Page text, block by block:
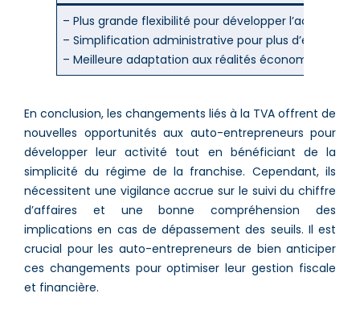
– Plus grande flexibilité pour développer l’activité
– Simplification administrative pour plus
– Meilleure adaptation aux réalités économiques
En conclusion, les changements liés à la TVA offrent de
nouvelles opportunités aux auto-entrepreneurs pour
développer leur activité tout en bénéficiant de la
simplicité du régime de la franchise. Cependant, ils
nécessitent une vigilance accrue sur le suivi du chiffre
d’affaires et une bonne compréhension des
implications en cas de dépassement des seuils. Il est
crucial pour les auto-entrepreneurs de bien anticiper
ces changements pour optimiser leur gestion fiscale
et financière.